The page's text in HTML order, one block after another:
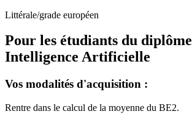
Littérale/grade européen
Pour les étudiants du diplôme
Intelligence Artificielle
Vos modalités d'acquisition :
Rentre dans le calcul de la moyenne du BE2.